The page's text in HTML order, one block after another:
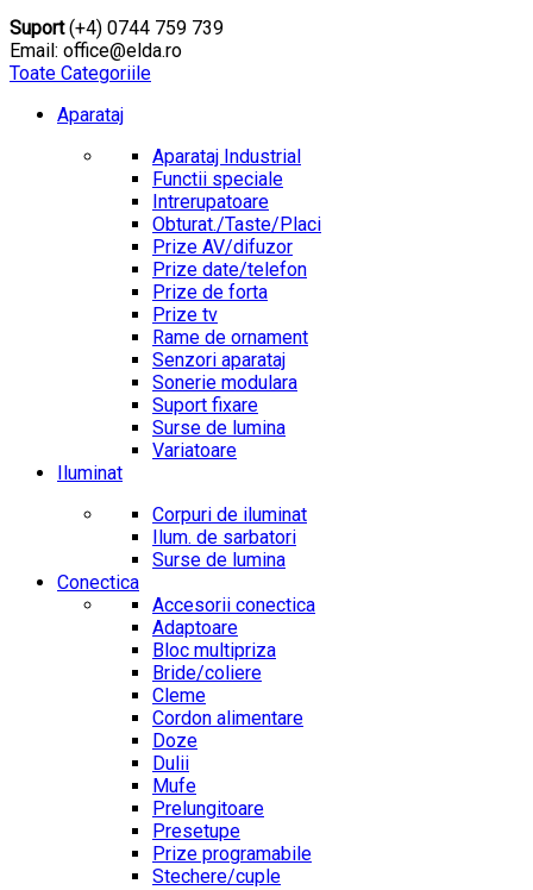
Suport(+4) 0744 759 739
Email: office@elda.ro
Toate Categoriile
Aparataj
Aparataj Industrial
Functii speciale
Intrerupatoare
Obturat./Taste/Placi
Prize AV/difuzor
Prize date/telefon
Prize de forta
Prize tv
Rame de ornament
Senzori aparataj
Sonerie modulara
Suport fixare
Surse de lumina
Variatoare
Iluminat
Corpuri de iluminat
Ilum. de sarbatori
Surse de lumina
Conectica
Accesorii conectica
Adaptoare
Bloc multipriza
Bride/coliere
Cleme
Cordon alimentare
Doze
Dulii
Mufe
Prelungitoare
Presetupe
Prize programabile
Stechere/cuple